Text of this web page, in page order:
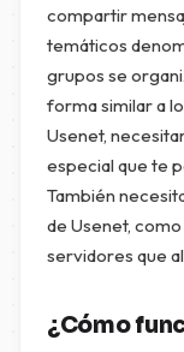
compartir
temáticos
grupos se
forma similar a
Usenet,
especial que te
También
de Usenet,
servidores que
¿Cómo